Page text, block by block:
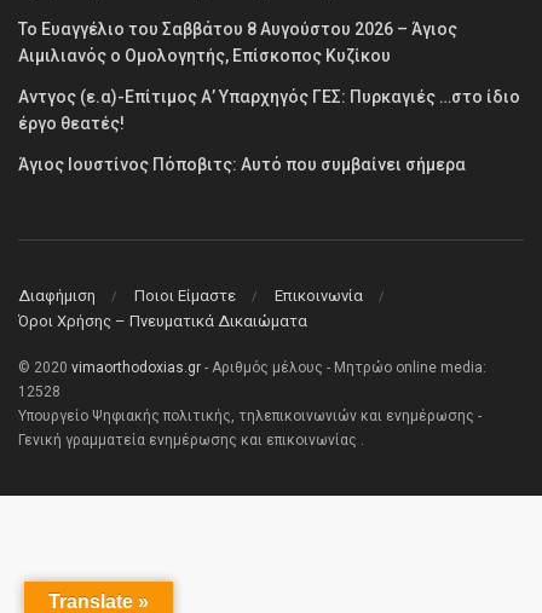
Το Ευαγγέλιο του Σαββάτου 8 Αυγούστου 2026 – Άγιος
Αιμιλιανός ο Ομολογητής, Επίσκοπος Κυζίκου
Αντγος (ε.α)-Επίτιμος Α’ Υπαρχηγός ΓΕΣ: Πυρκαγιές …στο ίδιο
έργο θεατές!
Άγιος Ιουστίνος Πόποβιτς: Αυτό που συμβαίνει σήμερα
Διαφήμιση Ποιοι Είμαστε
Επικοινωνία
Όροι Χρήσης – Πνευματικά Δικαιώματα
© 2020 vimaorthodoxias.gr - Αριθμός μέλους - Μητρώο online media:
12528
Υπουργείο Ψηφιακής πολιτικής, τηλεπικοινωνιών και ενημέρωσης -
Γενική γραμματεία ενημέρωσης και επικοινωνίας .
Translate »